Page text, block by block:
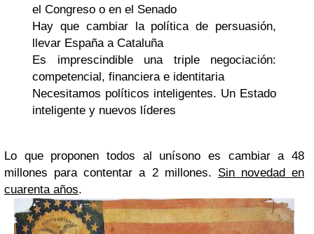
el Congreso o en el Senado
Hay que cambiar la política de persuasión,
llevar España a Cataluña
Es imprescindible una triple negociación:
competencial, financiera e identitaria
Necesitamos políticos inteligentes. Un Estado
inteligente y nuevos líderes
Lo que proponen todos al unísono es cambiar a 48
millones para contentar a 2 millones. Sin novedad en
cuarenta años.